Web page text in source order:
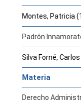
Montes, Patricia
Padrón
Silva Forné,
Materia
Derecho